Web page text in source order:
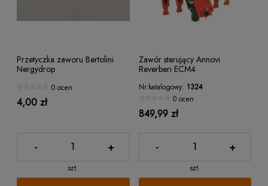
Przetyczka zaworu Bertolini
Nergydrop
0 ocen
4,00 zł
- +
szt.
Zawór sterujący Annovi
Reverberi ECM4
Nr.katalogowy: 1324
0 ocen
849,99 zł
- +
szt.